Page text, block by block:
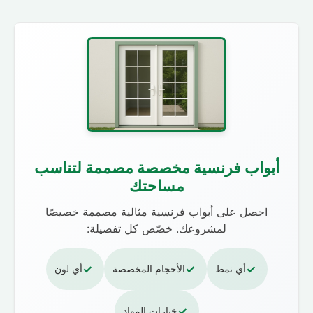
أبواب فرنسية مخصصة مصممة لتناسب
مساحتك
احصل على أبواب فرنسية مثالية مصممة خصيصًا
لمشروعك. خصّص كل تفصيلة:
✓أي نمط ✓الأحجام المخصصة ✓أي لون
خيارات المواد